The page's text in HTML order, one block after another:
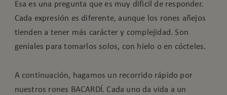
Esa es una pregunta que es muy dificil de responder.
Cada expresión es diferente, aunque los rones añejos
tienden a tener más carácter y complejidad. Son
geniales para tomarlos solos, con hielo o en cócteles.
A continuación, hagamos un recorrido rápido por
nuestros rones BACARDÍ. Cada uno da vida a un